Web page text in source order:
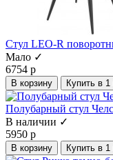
Cтул LEO-R
Мало ✓
6754 р
В корзину Купить в 1
Полубарный стул
В наличии ✓
5950 р
В корзину Купить в 1